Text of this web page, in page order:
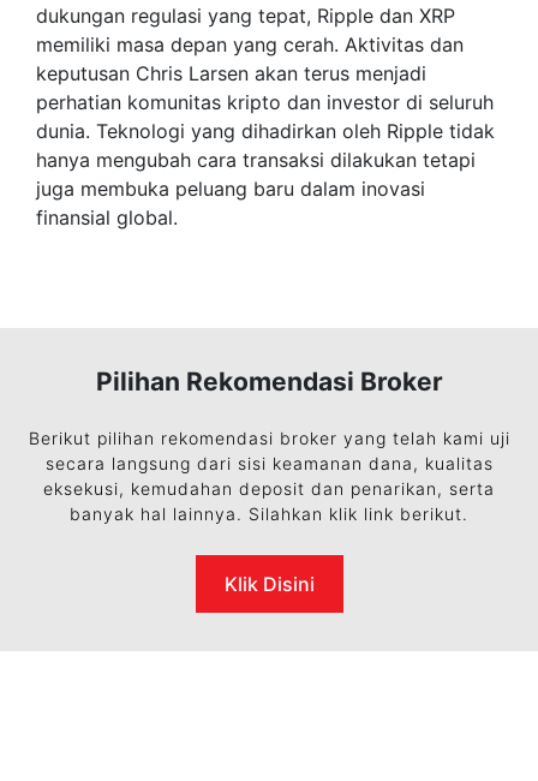
dukungan regulasi yang tepat, Ripple dan XRP
memiliki masa depan yang cerah. Aktivitas dan
keputusan Chris Larsen akan terus menjadi
perhatian komunitas kripto dan investor di seluruh
dunia. Teknologi yang dihadirkan oleh Ripple tidak
hanya mengubah cara transaksi dilakukan tetapi
juga membuka peluang baru dalam inovasi
finansial global.
Pilihan Rekomendasi Broker
Berikut pilihan rekomendasi broker yang telah kami uji
secara langsung dari sisi keamanan dana, kualitas
eksekusi, kemudahan deposit dan penarikan, serta
banyak hal lainnya. Silahkan klik link berikut.
Klik Disini